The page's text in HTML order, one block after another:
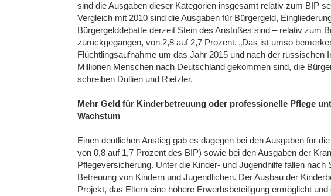
sind die Ausgaben dieser Kategorien insgesamt relativ zum BIP
Vergleich mit 2010 sind die Ausgaben für Bürgergeld,
Bürgergelddebatte derzeit Stein des Anstoßes sind – relativ zum
zurückgegangen, von 2,8 auf 2,7 Prozent. „Das ist umso
Flüchtlingsaufnahme um das Jahr 2015 und nach der russischen
Millionen Menschen nach Deutschland gekommen sind, die
schreiben Dullien und Rietzler.
Mehr Geld für Kinderbetreuung oder professionelle Pflege
Wachstum
Einen deutlichen Anstieg gab es dagegen bei den Ausgaben für
von 0,8 auf 1,7 Prozent des BIP) sowie bei den Ausgaben der
Pflegeversicherung. Unter die Kinder- und Jugendhilfe fallen nach
Betreuung von Kindern und Jugendlichen. Der Ausbau der
Projekt, das Eltern eine höhere Erwerbsbeteiligung ermöglicht